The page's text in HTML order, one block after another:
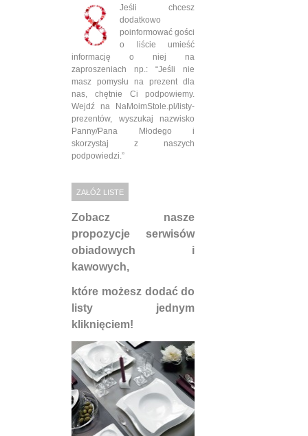
Jeśli chcesz
dodatkowo
poinformować gości
o liście umieść
informację o niej na
zaproszeniach np.: “Jeśli nie
masz pomysłu na prezent dla
nas, chętnie Ci podpowiemy.
Wejdź na NaMoimStole.pl/listy-
prezentów, wyszukaj nazwisko
Panny/Pana Młodego i
skorzystaj z naszych
podpowiedzi.”
ZAŁÓŻ LISTE
Zobacz nasze
propozycje serwisów
obiadowych i
kawowych,
które możesz dodać do
listy jednym
kliknięciem!